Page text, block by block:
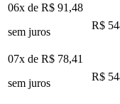
06x de R$ 91,48
sem juros
R$
07x de R$ 78,41
sem juros
R$